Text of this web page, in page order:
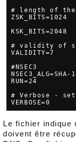
# length of the
ZSK_BITS=1024
KSK_BITS=2048
# validity of
VALIDITY=7
#NSEC3
NSEC3_ALG=SHA-1
RUN=24
# Verbose -
Le fichier indique
doivent être